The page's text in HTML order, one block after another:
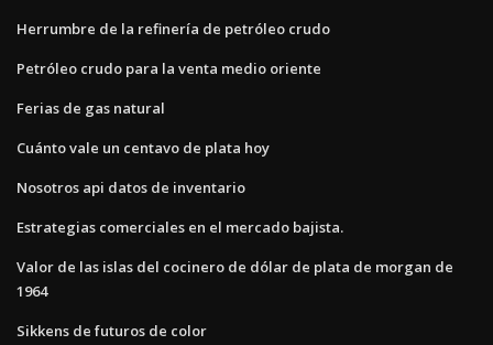
Herrumbre de la refinería de petróleo crudo
Petróleo crudo para la venta medio oriente
Ferias de gas natural
Cuánto vale un centavo de plata hoy
Nosotros api datos de inventario
Estrategias comerciales en el mercado bajista.
Valor de las islas del cocinero de dólar de plata de morgan de
1964
Sikkens de futuros de color